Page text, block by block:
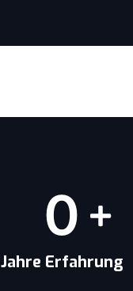
Jahre Erfahrung
0